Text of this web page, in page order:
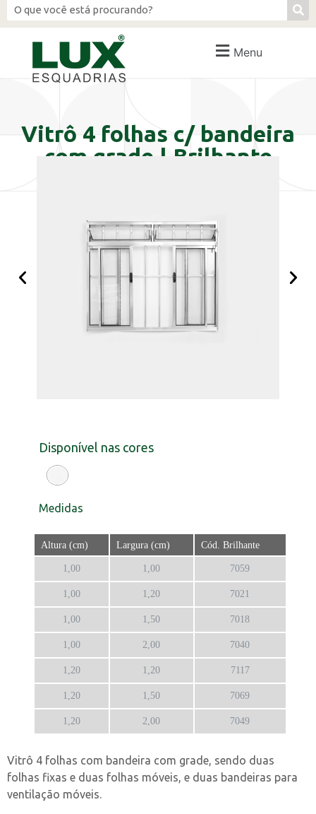
Menu
Vitrô 4 folhas c/ bandeira
com grade | Brilhante
Disponível nas cores
Medidas
Altura (cm) Largura (cm) Cód. Brilhante
1,00 1,00 7059
1,00 1,20 7021
1,00 1,50 7018
1,00 2,00 7040
1,20 1,20 7117
1,20 1,50 7069
1,20 2,00 7049
Vitrô 4 folhas com bandeira com grade, sendo duas
folhas fixas e duas folhas móveis, e duas bandeiras para
ventilação móveis.